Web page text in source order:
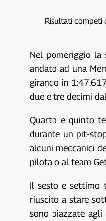
Risultati competi
Nel pomeriggio la
andato ad una
girando in
due e tre decimi
Quarto e quinto
durante un pit-
alcuni meccanici
pilota o al team
Il sesto e settimo
riuscito a stare
sono piazzate